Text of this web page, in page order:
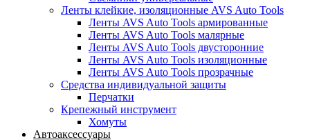
Ленты клейкие, изоляционные AVS Auto Tools
Ленты AVS Auto Tools армированные
Ленты AVS Auto Tools малярные
Ленты AVS Auto Tools двусторонние
Ленты AVS Auto Tools изоляционные
Ленты AVS Auto Tools прозрачные
Средства индивидуальной защиты
Перчатки
Крепежный инструмент
Хомуты
Автоаксессуары